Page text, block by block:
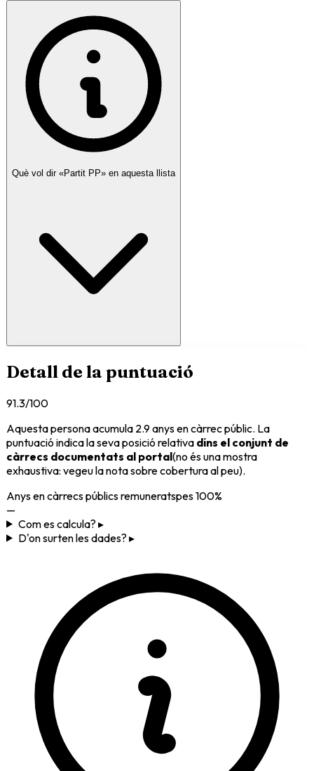
Què vol dir «Partit PP» en aquesta llista
Detall de la puntuació
91.3/100
Aquesta persona acumula 2.9anys en càrrec públic. La
puntuació indica la seva posició relativa dins el conjunt de
càrrecs documentats al portal(no és una mostra
exhaustiva: vegeu la nota sobre cobertura al peu).
Anys en càrrecs públics remuneratspes100%
—
Com es calcula? ▸
D'on surten les dades? ▸